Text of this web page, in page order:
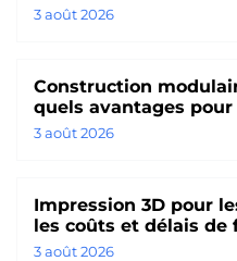
3 août 2026
Construction
quels avantages
3 août 2026
Impression 3D pour
les coûts et délais de
3 août 2026